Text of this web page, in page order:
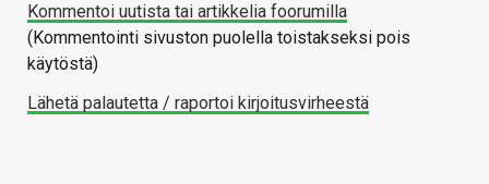
Kommentoi uutista tai artikkelia foorumilla
(Kommentointi sivuston puolella toistakseksi pois
käytöstä)
Lähetä palautetta / raportoi kirjoitusvirheestä